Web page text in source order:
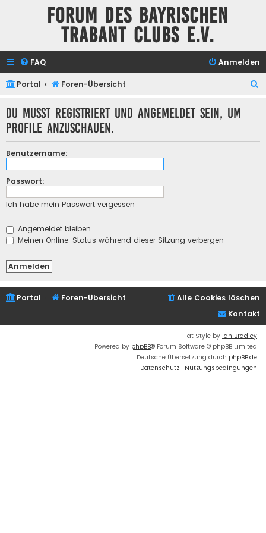
Forum des Bayrischen
Trabant Clubs e.V.
FAQ Anmelden
Portal Foren-Übersicht
Du musst registriert und angemeldet sein, um
Profile anzuschauen.
Benutzername:
Passwort:
Ich habe mein Passwort vergessen
Angemeldet bleiben
Meinen Online-Status während dieser Sitzung verbergen
Portal Foren-Übersicht
Alle Cookies löschen
Kontakt
Flat Style by Ian Bradley
Powered by phpBB® Forum Software © phpBB Limited
Deutsche Übersetzung durch phpBB.de
Datenschutz | Nutzungsbedingungen